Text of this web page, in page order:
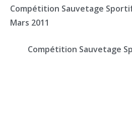
Compétition Sauvetage
Mars 2011
Compétition Sauvetage